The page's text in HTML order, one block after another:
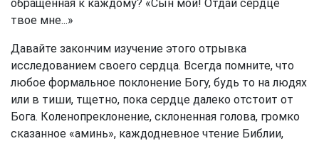
обращенная к каждому? «Сын мой! Отдай сердце
твое мне...»
Давайте закончим изучение этого отрывка
исследованием своего сердца. Всегда помните, что
любое формальное поклонение Богу, будь то на людях
или в тиши, тщетно, пока сердце далеко отстоит от
Бога. Коленопреклонение, склоненная голова, громко
сказанное «аминь», каждодневное чтение Библии,